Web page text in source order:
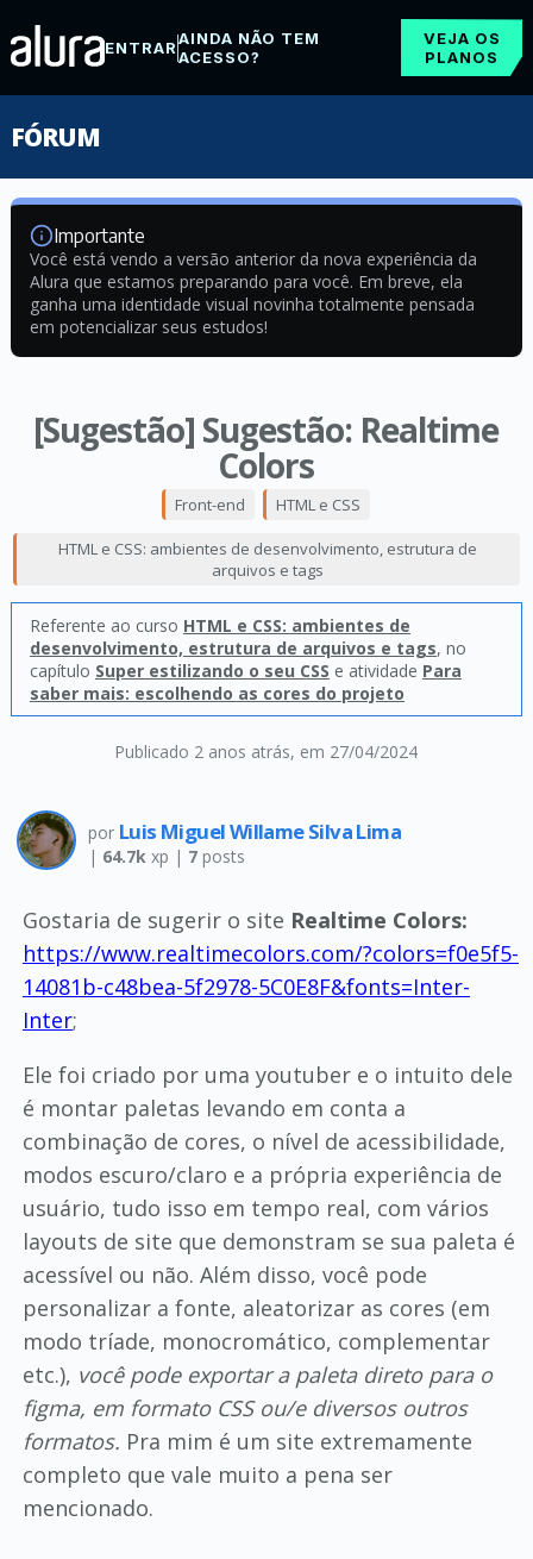
ENTRARAINDA NÃO TEM
ACESSO?
VEJA OS
PLANOS
FÓRUM
Importante
Você está vendo a versão anterior da nova experiência da
Alura que estamos preparando para você. Em breve, ela
ganha uma identidade visual novinha totalmente pensada
em potencializar seus estudos!
[Sugestão] Sugestão: Realtime
Colors
Publicado 2 anos atrás, em 27/04/2024
Front-end HTML e CSS
HTML e CSS: ambientes de desenvolvimento, estrutura de
arquivos e tags
Referente ao curso HTML e CSS: ambientes de
desenvolvimento, estrutura de arquivos e tags, no
capítulo Super estilizando o seu CSS e atividade Para
saber mais: escolhendo as cores do projeto
por Luis Miguel Willame Silva Lima
| 64.7kxp | 7posts
Gostaria de sugerir o site Realtime Colors:
https://www.realtimecolors.com/?colors=f0e5f5-
14081b-c48bea-5f2978-5C0E8F&fonts=Inter-
Inter;
Ele foi criado por uma youtuber e o intuito dele
é montar paletas levando em conta a
combinação de cores, o nível de acessibilidade,
modos escuro/claro e a própria experiência de
usuário, tudo isso em tempo real, com vários
layouts de site que demonstram se sua paleta é
acessível ou não. Além disso, você pode
personalizar a fonte, aleatorizar as cores (em
modo tríade, monocromático, complementar
etc.), você pode exportar a paleta direto para o
figma, em formato CSS ou/e diversos outros
formatos. Pra mim é um site extremamente
completo que vale muito a pena ser
mencionado.